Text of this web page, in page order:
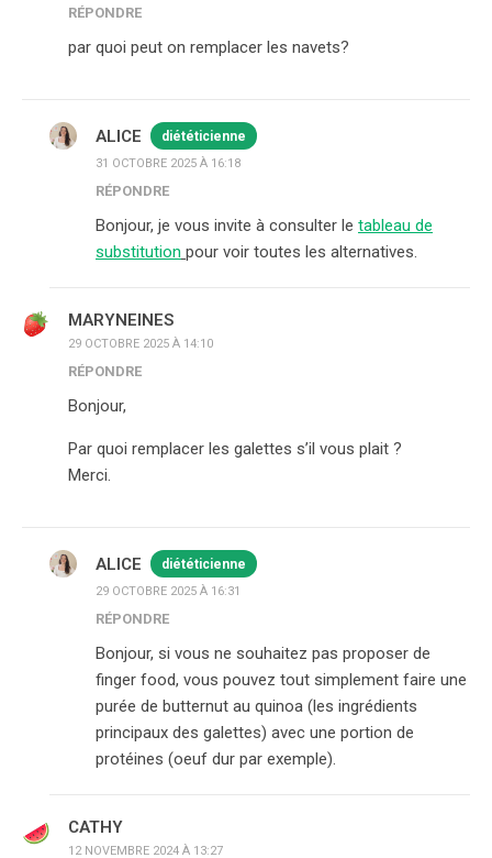
RÉPONDRE
par quoi peut on remplacer les navets?
ALICE diététicienne
31 OCTOBRE 2025 À 16:18
RÉPONDRE
Bonjour, je vous invite à consulter le tableau de
substitution pour voir toutes les alternatives.
MARYNEINES
29 OCTOBRE 2025 À 14:10
RÉPONDRE
Bonjour,
Par quoi remplacer les galettes s’il vous plait ?
Merci.
ALICE diététicienne
29 OCTOBRE 2025 À 16:31
RÉPONDRE
Bonjour, si vous ne souhaitez pas proposer de
finger food, vous pouvez tout simplement faire une
purée de butternut au quinoa (les ingrédients
principaux des galettes) avec une portion de
protéines (oeuf dur par exemple).
CATHY
12 NOVEMBRE 2024 À 13:27